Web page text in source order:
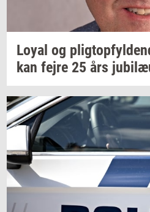
Loyal og
kan fejre 25 års